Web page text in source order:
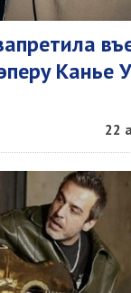
Канье
22